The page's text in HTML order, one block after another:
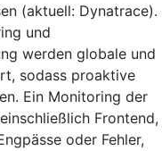
(aktuell: Dynatrace).
und
werden globale und
sodass proaktive
Ein Monitoring der
Frontend,
oder Fehler,